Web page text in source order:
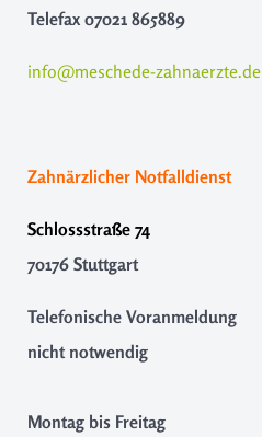
Telefax 07021 865889
info@meschede-zahnaerzte.de
Zahnärzlicher Notfalldienst
Schlossstraße 74
70176 Stuttgart
Telefonische Voranmeldung
nicht notwendig
Montag bis Freitag